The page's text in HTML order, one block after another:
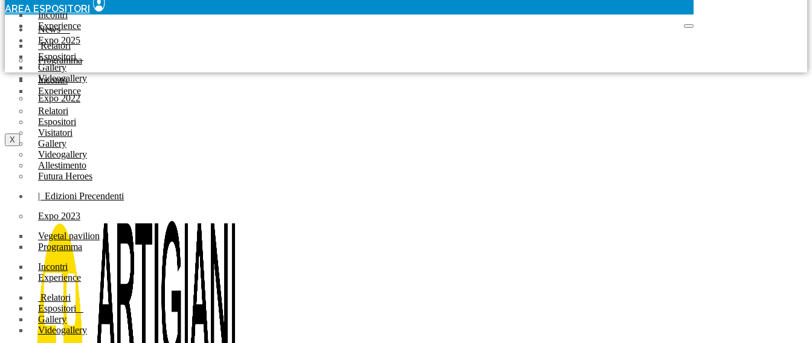
Incontri
Experience
Relatori
Espositori
Gallery
Videogallery
Expo 2022
X
AREA ESPOSITORI
News
Expo 2025
Programma
Incontri
Experience
Relatori
Espositori
Visitatori
Gallery
Videogallery
Allestimento
Futura Heroes
| Edizioni Precendenti
Expo 2023
Vegetal pavilion
Programma
Incontri
Experience
Relatori
Espositori
Gallery
Videogallery